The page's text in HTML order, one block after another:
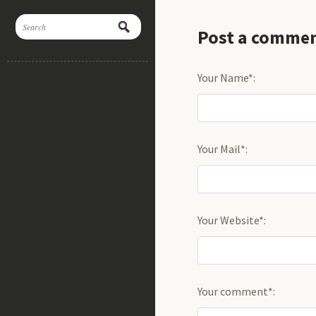
Post a
Your Name*:
Your Mail*:
Your Website*:
Your comment*: